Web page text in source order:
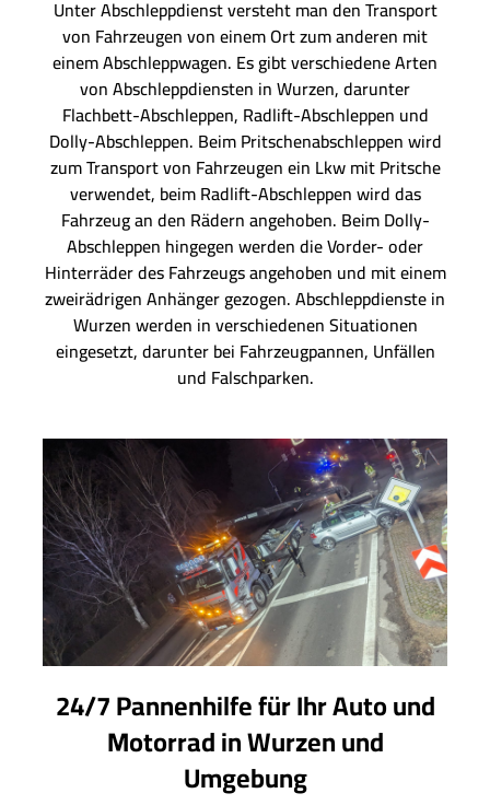
Unter Abschleppdienst versteht man den Transport
von Fahrzeugen von einem Ort zum anderen mit
einem Abschleppwagen. Es gibt verschiedene Arten
von Abschleppdiensten in Wurzen, darunter
Flachbett-Abschleppen, Radlift-Abschleppen und
Dolly-Abschleppen. Beim Pritschenabschleppen wird
zum Transport von Fahrzeugen ein Lkw mit Pritsche
verwendet, beim Radlift-Abschleppen wird das
Fahrzeug an den Rädern angehoben. Beim Dolly-
Abschleppen hingegen werden die Vorder- oder
Hinterräder des Fahrzeugs angehoben und mit einem
zweirädrigen Anhänger gezogen. Abschleppdienste in
Wurzen werden in verschiedenen Situationen
eingesetzt, darunter bei Fahrzeugpannen, Unfällen
und Falschparken.
24/7 Pannenhilfe für Ihr Auto und
Motorrad in Wurzen und
Umgebung